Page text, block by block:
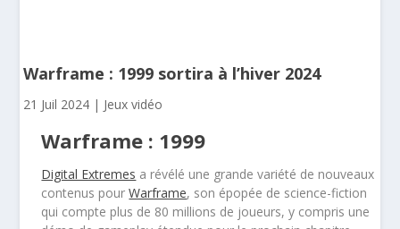
Warframe : 1999 sortira à l’hiver 2024
21 Juil 2024 | Jeux vidéo
Warframe : 1999
Digital Extremes a révélé une grande variété de nouveaux
contenus pourWarframe, son épopée de science-fiction
qui compte plus de 80 millions de joueurs, y compris une